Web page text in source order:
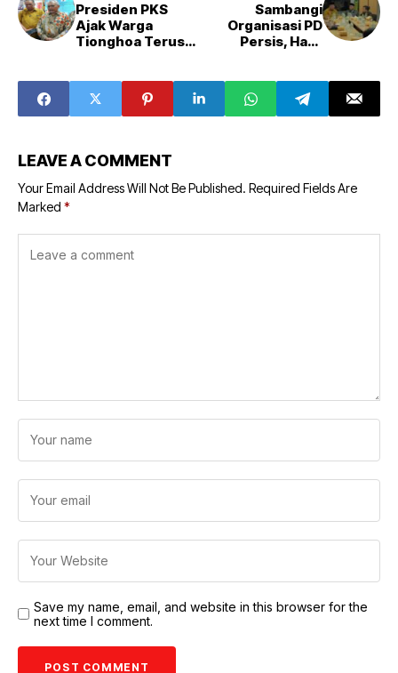
Presiden PKS
Ajak Warga
Tionghoa Terus
Sambangi
Organisasi PD
Persis, Haru
Tingkatkan
Kualitas
Pelayanan
LEAVE A COMMENT
Your Email Address Will Not Be Published. Required Fields Are
Marked *
Save my name, email, and website in this browser for the
next time I comment.